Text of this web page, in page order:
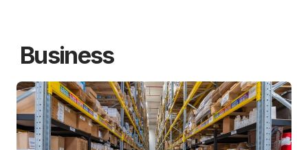
Business